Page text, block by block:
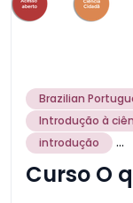
Brazilian
Introdução à
introdução
...
Curso O